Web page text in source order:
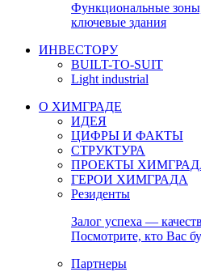
Функциональные
ключевые здания
ИНВЕСТОРУ
BUILT-TO-SUIT
Light industrial
О ХИМГРАДЕ
ИДЕЯ
ЦИФРЫ И ФАКТЫ
СТРУКТУРА
ПРОЕКТЫ
ГЕРОИ ХИМГРАДА
Резиденты
Залог успеха —
Посмотрите, кто Вас
Партнеры